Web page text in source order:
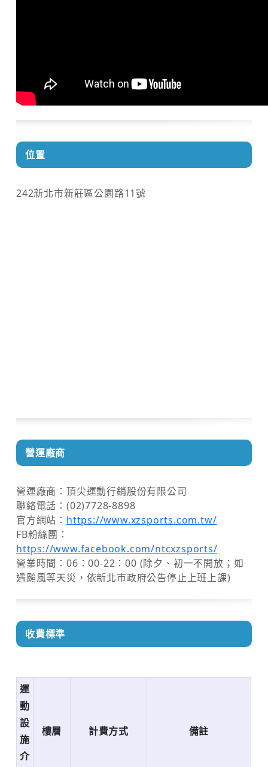
位置
242新北市新莊區公園路11號
營運廠商
營運廠商：頂尖運動行銷股份有限公司
聯絡電話：(02)7728-8898
官方網站： https://www.xzsports.com.tw/
FB粉絲團：
https://www.facebook.com/ntcxzsports/
營業時間：06：00-22：00 (除夕、初一不開放；如
遇颱風等天災，依新北市政府公告停止上班上課)
收費標準
運
動
設
施
介
樓層 計費方式 備註